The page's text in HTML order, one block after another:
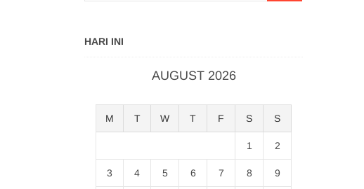
HARI INI
AUGUST 2026
M T W T F S S
1 2
3 4 5 6 7 8 9